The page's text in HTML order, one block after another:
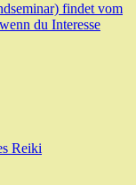
findet vom
du Interesse
Reiki